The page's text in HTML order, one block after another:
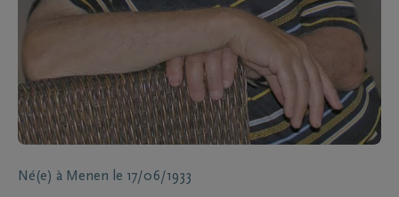
Né(e) à Menen le 17/06/1933